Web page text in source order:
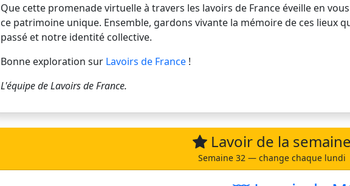
Que cette promenade virtuelle à travers les lavoirs de France éveille en
ce patrimoine unique. Ensemble, gardons vivante la mémoire de ces lieux
passé et notre identité collective.
Bonne exploration sur Lavoirs de France !
L'équipe deLavoirs de France.
Lavoir de la semaine
Semaine 32 — change chaque lundi